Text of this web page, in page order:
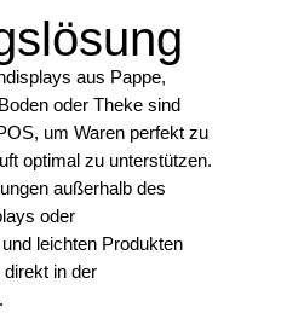
aus Pappe,
oder Theke sind
um Waren perfekt zu
optimal zu unterstützen.
außerhalb des
oder
leichten Produkten
in der